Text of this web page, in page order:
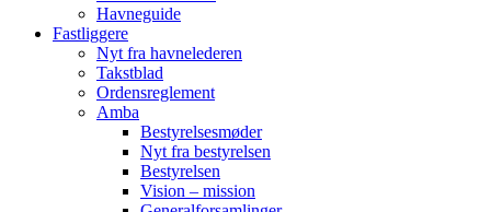
Havneguide
Fastliggere
Nyt fra havnelederen
Takstblad
Ordensreglement
Amba
Bestyrelsesmøder
Nyt fra bestyrelsen
Bestyrelsen
Vision – mission